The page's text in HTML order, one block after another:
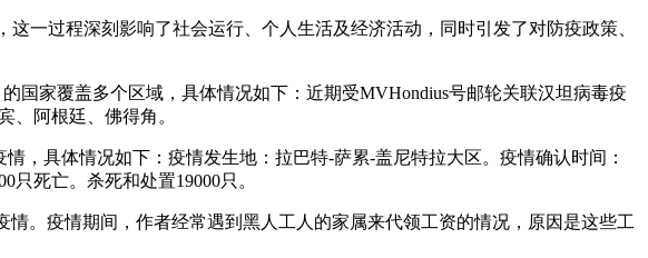
一过程深刻影响了社会运行、个人生活及经济活动，同时引发了对防疫政策、
国家覆盖多个区域，具体情况如下：近期受MVHondius号邮轮关联汉坦病毒疫
、阿根廷、佛得角。
，具体情况如下：疫情发生地：拉巴特-萨累-盖尼特拉大区。疫情确认时间：
死亡。杀死和处置19000只。
。疫情期间，作者经常遇到黑人工人的家属来代领工资的情况，原因是这些工